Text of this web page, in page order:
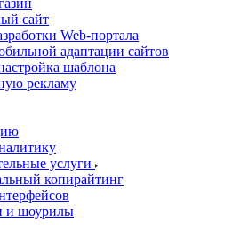
сайт
Web-портала
адаптации сайтов
шаблона
рекламу
услуги
копирайтинг
и шоурилы